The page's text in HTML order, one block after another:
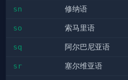
sn 修纳语
so 索马里语
sq 阿尔巴尼亚语
sr 塞尔维亚语